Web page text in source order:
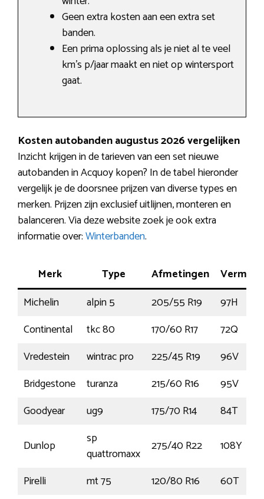
Geen extra kosten aan een extra set
banden.
Een prima oplossing als je niet al te veel
km’s p/jaar maakt en niet op wintersport
gaat.
Kosten autobanden augustus 2026 vergelijken
Inzicht krijgen in de tarieven van een set nieuwe
autobanden in Acquoy kopen? In de tabel hieronder
vergelijk je de doorsnee prijzen van diverse types en
merken. Prijzen zijn exclusief uitlijnen, monteren en
balanceren. Via deze website zoek je ook extra
informatie over:Winterbanden.
Merk Type Afmetingen
Michelin
alpin 5 205/55 R19
97H
Continental
tkc 80 170/60 R17
72Q
Vredestein
wintrac pro 225/45 R19
96V
Bridgestone
turanza 215/60 R16
95V
Goodyear
ug9 175/70 R14
84T
Dunlop
sp
quattromaxx
275/40 R22
108Y
Pirelli
mt 75 120/80 R16
60T